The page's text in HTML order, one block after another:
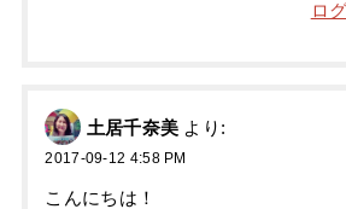
ロ
土居千奈美 より:
2017-09-12 4:58 PM
こんにちは！